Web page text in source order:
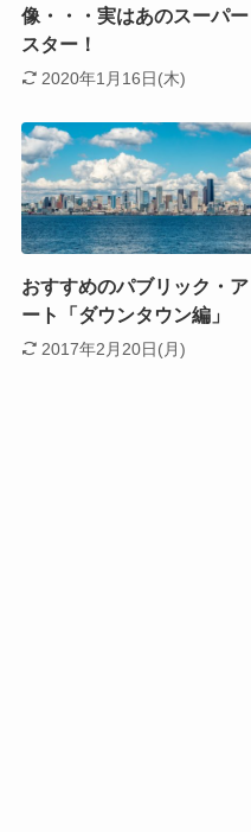
像・・・実はあのスーパー
スター！
2020年1月16日(木)
おすすめのパブリック・ア
ート「ダウンタウン編」
2017年2月20日(月)